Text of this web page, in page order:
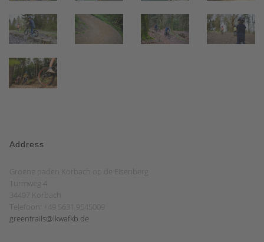
Address
Groene paden Korbach op de Eisenberg
Turmweg 4
34497 Korbach
Telefoon: +49 5631 9545009
greentrails@lkwafkb.de